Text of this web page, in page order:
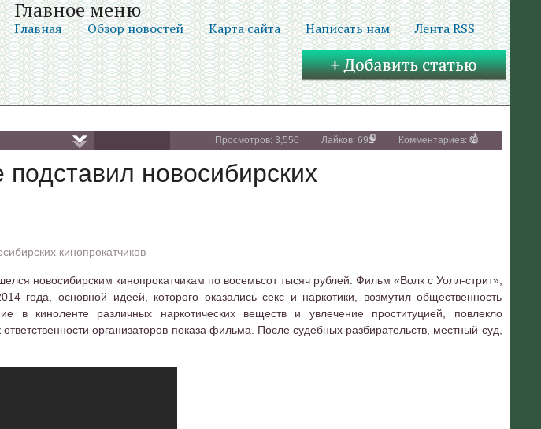
Главное меню
Главная Обзор новостей Карта сайта Написать нам Лента RSS
Комментариев: 0
Лайков: 69
Просмотров: 3,550
новосибирских
кинопрокатчиков
новосибирским кинопрокатчикам по восемьсот тысяч рублей. Фильм «Волк с Уолл-стрит»,
года, основной идеей, которого оказались секс и наркотики, возмутил общественность
в киноленте различных наркотических веществ и увлечение проституцией, повлекло
организаторов показа фильма. После судебных разбирательств, местный суд,